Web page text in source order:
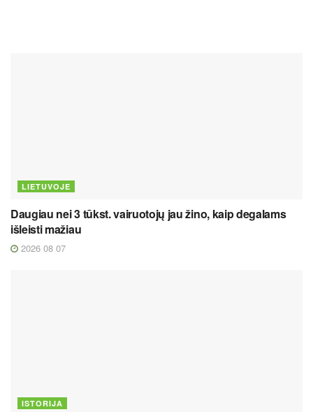
LIETUVOJE
Daugiau nei 3 tūkst. vairuotojų jau žino, kaip degalams
išleisti mažiau
2026 08 07
ISTORIJA